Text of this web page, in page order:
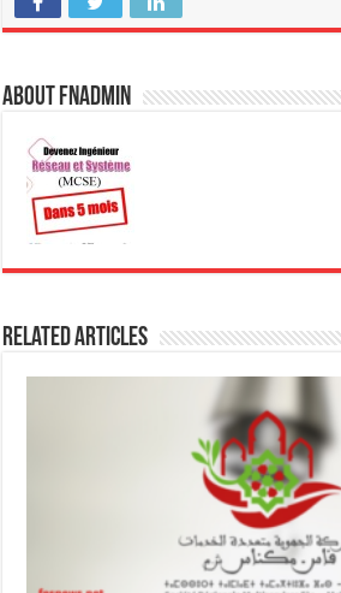
About fnadmin
Related Articles